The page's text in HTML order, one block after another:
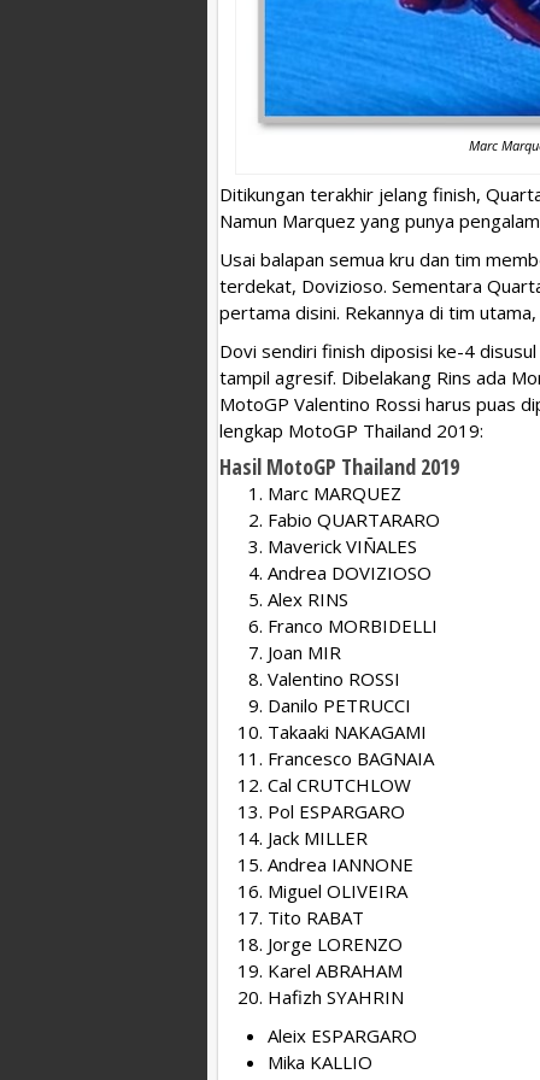
Marc
Ditikungan terakhir jelang finish,
Namun Marquez yang punya
Usai balapan semua kru dan tim
terdekat, Dovizioso. Sementara
pertama disini. Rekannya di tim
Dovi sendiri finish diposisi ke-4
tampil agresif. Dibelakang Rins ada
MotoGP Valentino Rossi harus puas
lengkap MotoGP Thailand 2019:
Hasil MotoGP Thailand 2019
Marc MARQUEZ
Fabio QUARTARARO
Maverick VIÑALES
Andrea DOVIZIOSO
Alex RINS
Franco MORBIDELLI
Joan MIR
Valentino ROSSI
Danilo PETRUCCI
Takaaki NAKAGAMI
Francesco BAGNAIA
Cal CRUTCHLOW
Pol ESPARGARO
Jack MILLER
Andrea IANNONE
Miguel OLIVEIRA
Tito RABAT
Jorge LORENZO
Karel ABRAHAM
Hafizh SYAHRIN
Aleix ESPARGARO
Mika KALLIO